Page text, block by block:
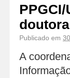
Publicado em
A